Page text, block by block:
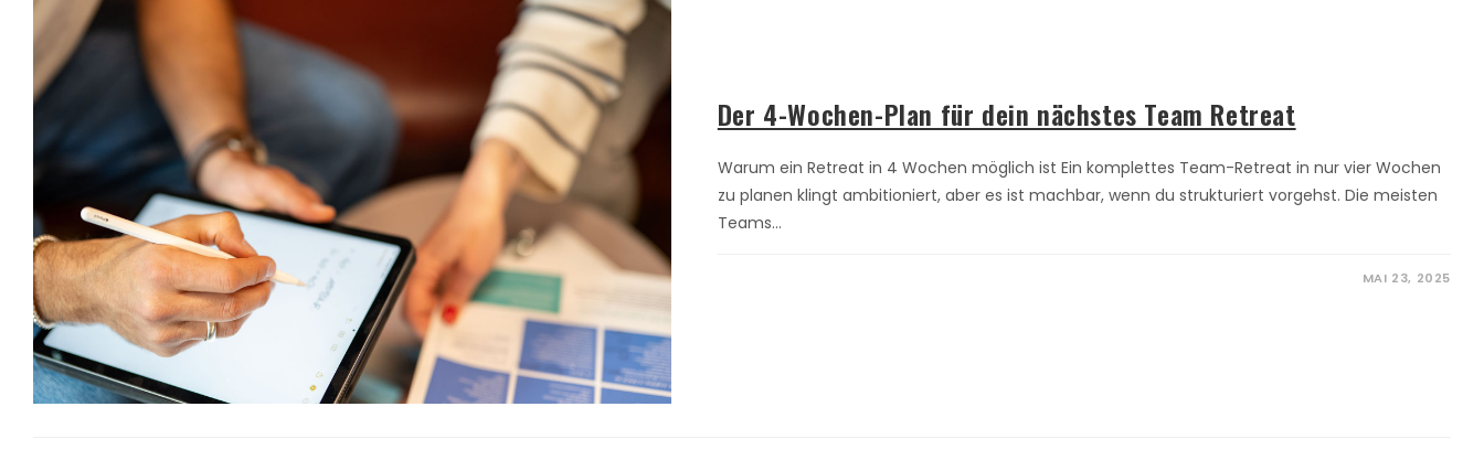
Der 4-Wochen-Plan für dein nächstes Team Retreat
Warum ein Retreat in 4 Wochen möglich ist Ein komplettes Team-Retreat in nur vier Wochen
zu planen klingt ambitioniert, aber es ist machbar, wenn du strukturiert vorgehst. Die meisten
Teams…
MAI 23, 2025